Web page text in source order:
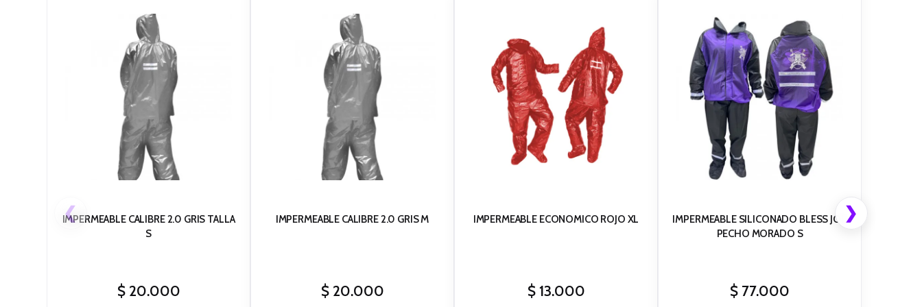
IMPERMEABLE CALIBRE 2.0 GRIS TALLA
S
$20.000
IMPERMEABLE CALIBRE 2.0 GRIS M
$20.000
IMPERMEABLE ECONOMICO ROJO XL
$13.000
IMPERMEABLE SILICONADO BLESS JOR
PECHO MORADO S
$ 77.000
❮ ❯